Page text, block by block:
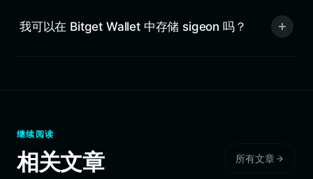
我可以在 Bitget Wallet 中存储 sigeon 吗？
继续阅读
相关文章 所有文章